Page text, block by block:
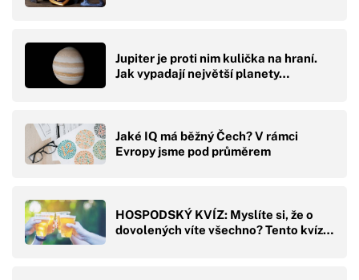
Jupiter je proti nim kulička na hraní.
Jak vypadají největší planety…
Jaké IQ má běžný Čech? V rámci
Evropy jsme pod průměrem
HOSPODSKÝ KVÍZ: Myslíte si, že o
dovolených víte všechno? Tento kvíz…